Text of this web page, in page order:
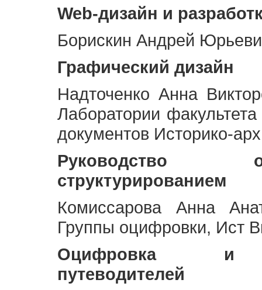
Web-дизайн и
Борискин Андрей
Графический дизайн
Надточенко Анна
Лаборатории
документов Историко-
Руководство
структурированием
Комиссарова Анна
Группы оцифровки, Ист
Оцифровка и
путеводителей